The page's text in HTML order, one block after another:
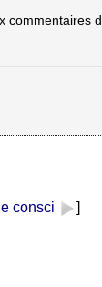
commentaires
consci ]